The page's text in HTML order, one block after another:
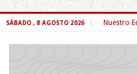
SÁBADO , 8 AGOSTO 2026 Nuestro